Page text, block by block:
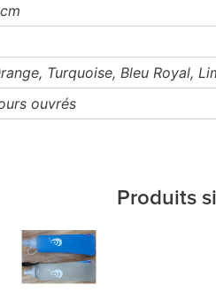
Turquoise, Bleu Royal,
ouvrés
Produits